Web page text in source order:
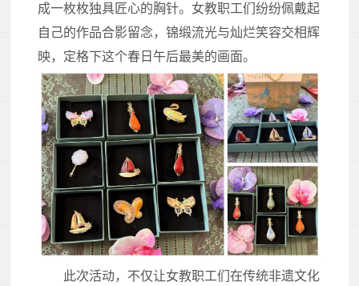
成一枚枚独具匠心的胸针。女教职工们纷纷佩戴起
自己的作品合影留念，锦缎流光与灿烂笑容交相辉
映，定格下这个春日午后最美的画面。
此次活动，不仅让女教职工们在传统非遗文化